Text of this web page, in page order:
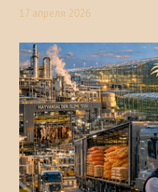
17 апреля 2026